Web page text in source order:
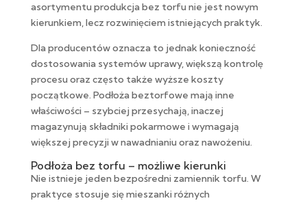
asortymentu produkcja bez torfu nie jest nowym
kierunkiem, lecz rozwinięciem istniejących praktyk.
Dla producentów oznacza to jednak konieczność
dostosowania systemów uprawy, większą kontrolę
procesu oraz często także wyższe koszty
początkowe. Podłoża beztorfowe mają inne
właściwości – szybciej przesychają, inaczej
magazynują składniki pokarmowe i wymagają
większej precyzji w nawadnianiu oraz nawożeniu.
Podłoża bez torfu – możliwe kierunki
Nie istnieje jeden bezpośredni zamiennik torfu. W
praktyce stosuje się mieszanki różnych